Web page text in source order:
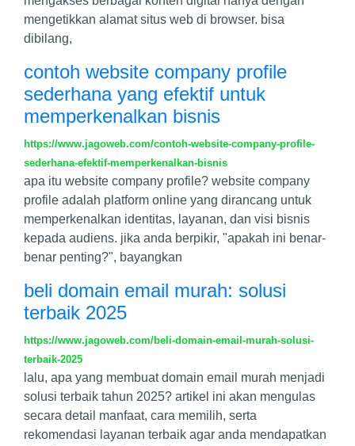
mengetikkan alamat situs web di browser. bisa
dibilang,
contoh website company profile
sederhana yang efektif untuk
memperkenalkan bisnis
https://www.jagoweb.com/contoh-website-company-profile-
sederhana-efektif-memperkenalkan-bisnis
apa itu website company profile? website company
profile adalah platform online yang dirancang untuk
memperkenalkan identitas, layanan, dan visi bisnis
kepada audiens. jika anda berpikir, "apakah ini benar-
benar penting?", bayangkan
beli domain email murah: solusi
terbaik 2025
https://www.jagoweb.com/beli-domain-email-murah-solusi-
terbaik-2025
lalu, apa yang membuat domain email murah menjadi
solusi terbaik tahun 2025? artikel ini akan mengulas
secara detail manfaat, cara memilih, serta
rekomendasi layanan terbaik agar anda mendapatkan